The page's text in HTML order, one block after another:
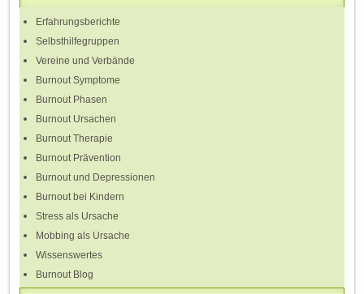
Erfahrungsberichte
Selbsthilfegruppen
Vereine und Verbände
Burnout Symptome
Burnout Phasen
Burnout Ursachen
Burnout Therapie
Burnout Prävention
Burnout und Depressionen
Burnout bei Kindern
Stress als Ursache
Mobbing als Ursache
Wissenswertes
Burnout Blog